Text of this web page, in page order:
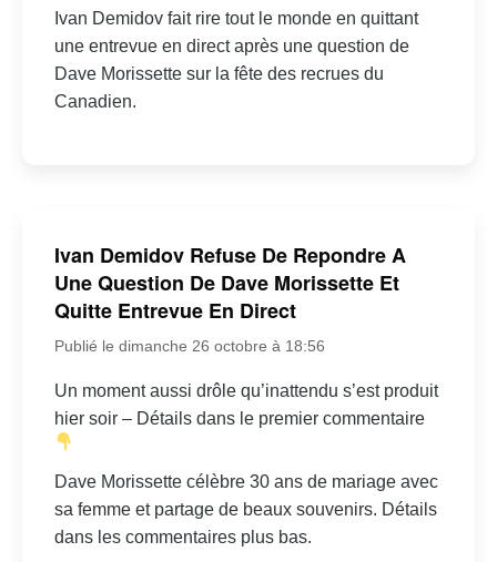
Ivan Demidov fait rire tout le monde en quittant
une entrevue en direct après une question de
Dave Morissette sur la fête des recrues du
Canadien.
Ivan Demidov Refuse De Repondre A
Une Question De Dave Morissette Et
Quitte Entrevue En Direct
Publié le dimanche 26 octobre à 18:56
Un moment aussi drôle qu’inattendu s’est produit
hier soir – Détails dans le premier commentaire
Dave Morissette célèbre 30 ans de mariage avec
sa femme et partage de beaux souvenirs. Détails
dans les commentaires plus bas.